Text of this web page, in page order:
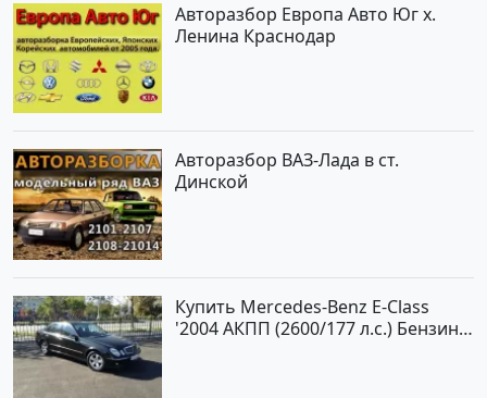
Авторазбор Европа Авто Юг х.
Ленина Краснодар
Авторазбор ВАЗ-Лада в ст.
Динской
Купить Mercedes-Benz E-Class
'2004 АКПП (2600/177 л.с.) Бензин